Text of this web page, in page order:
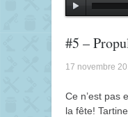
#5 –
17 novembre
Ce n’est pas
la fête!